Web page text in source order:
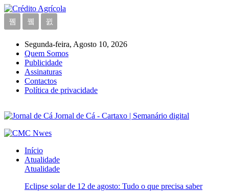
Segunda-feira, Agosto 10, 2026
Quem Somos
Publicidade
Assinaturas
Contactos
Política de privacidade
Jornal de Cá - Cartaxo | Semanário digital
Início
Atualidade
Atualidade
Eclipse solar de 12 de agosto: Tudo o que precisa saber